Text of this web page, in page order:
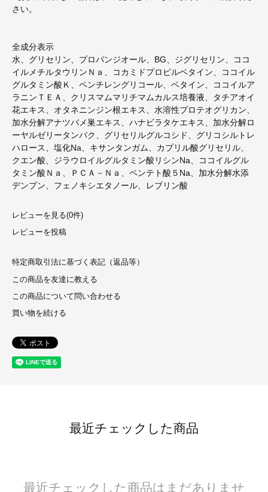
さい。
全成分表示
水、グリセリン、プロパンジオール、BG、ジグリセリン、ココ
イルメチルタウリンＮａ、コカミドプロピルベタイン、ココイル
グルタミン酸Ｋ、ペンチレングリコール、ベタイン、ココイルア
ラニンＴＥＡ、クリスマムマリチマムカルス培養液、タチアオイ
花エキス、オタネニンジン根エキス、水溶性プロテオグリカン、
加水分解アナツバメ巣エキス、ハナビラタケエキス、加水分解ロ
ーヤルゼリータンパク、グリセリルグルコシド、グリコシルトレ
ハロース、塩化Na、キサンタンガム、カプリル酸グリセリル、
クエン酸、ジラウロイルグルタミン酸リシンNa、ココイルグル
タミン酸Ｎａ、ＰＣＡ－Ｎａ、ペンテト酸５Na、加水分解水添
デンプン、フェノキシエタノール、レブリン酸
レビューを見る(0件)
レビューを投稿
特定商取引法に基づく表記（返品等）
この商品を友達に教える
この商品について問い合わせる
買い物を続ける
最近チェックした商品
最近チェックした商品はまだありませ